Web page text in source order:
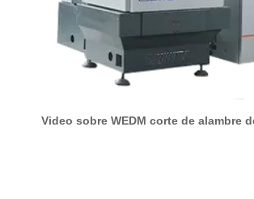
Video sobre WEDM corte de alambre